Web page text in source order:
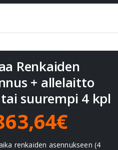
Renkaiden
+ allelaitto
suurempi 4 kpl
renkaiden asennukseen (4